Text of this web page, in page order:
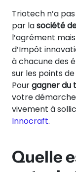
Triotech n’a
par lasociété
l’agrément
d’Impôt
à chacune des
sur les points
Pourgagner du
votre
vivement à
Innocraft.
Quelle